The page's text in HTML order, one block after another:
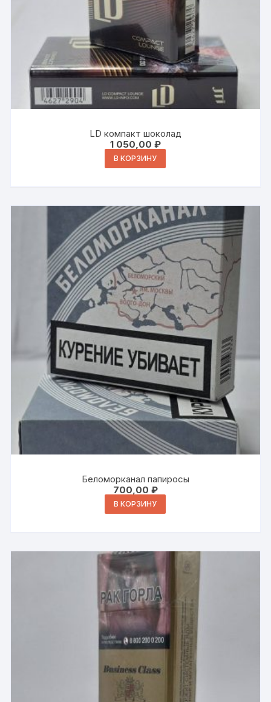
LD компакт шоколад
1 050,00 ₽
В КОРЗИНУ
Беломорканал папиросы
700,00 ₽
В КОРЗИНУ